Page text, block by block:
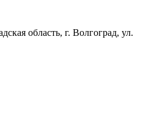
область, г. Волгоград, ул.